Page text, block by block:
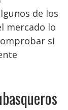
de los
mercado lo
si